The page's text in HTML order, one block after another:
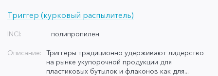
Триггер (курковый распылитель)
INCI: полипропилен
Описание:
Триггеры традиционно удерживают лидерство
на рынке укупорочной продукции для
пластиковых бутылок и флаконов как для...